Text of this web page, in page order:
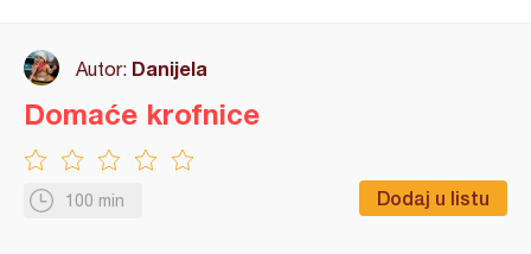
Autor: Danijela
100 min Dodaj u listu
Domaće krofnice